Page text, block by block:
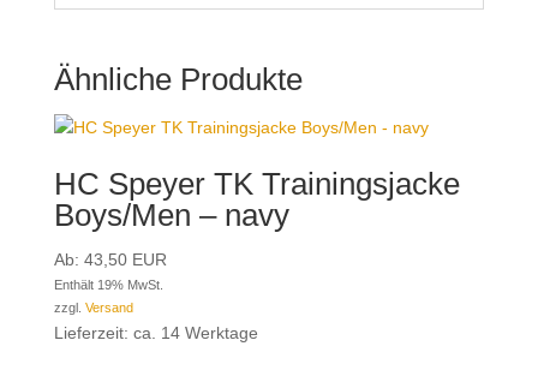
Ähnliche Produkte
HC Speyer TK Trainingsjacke
Boys/Men – navy
Ab: 43,50EUR
Enthält 19% MwSt.
zzgl. Versand
Lieferzeit: ca. 14 Werktage